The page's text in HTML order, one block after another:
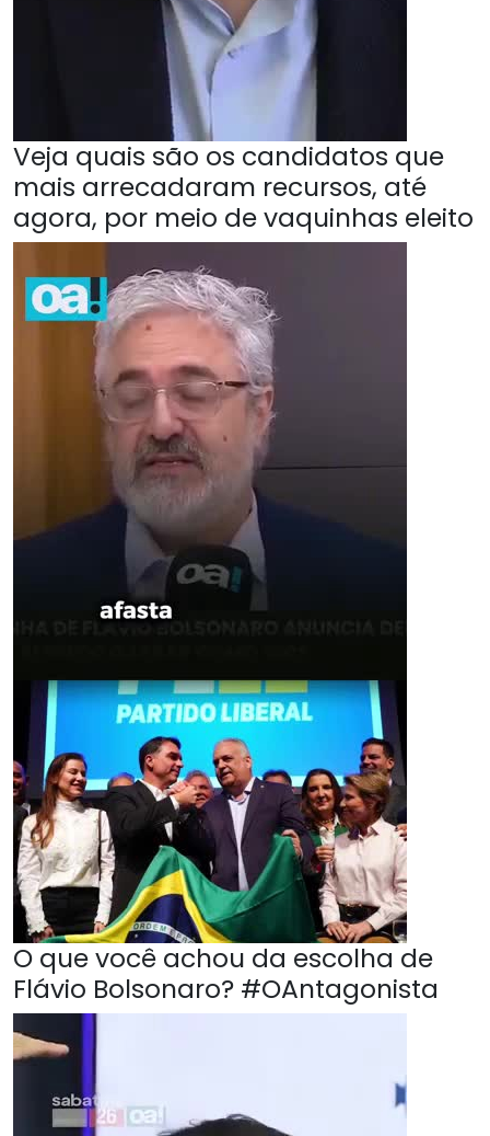
Veja quais são os candidatos que
mais arrecadaram recursos, até
agora, por meio de vaquinhas eleito
O que você achou da escolha de
Flávio Bolsonaro? #OAntagonista